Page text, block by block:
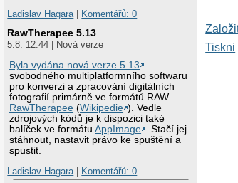
Ladislav Hagara| Komentářů: 0
RawTherapee 5.13
5.8. 12:44 | Nová verze
Byla vydána nová verze 5.13
svobodného multiplatformního softwaru
pro konverzi a zpracování digitálních
fotografií primárně ve formátů RAW
RawTherapee (Wikipedie ). Vedle
zdrojových kódů je k dispozici také
balíček ve formátuAppImage
. Stačí jej
stáhnout, nastavit právo ke spuštění a
spustit.
Ladislav Hagara| Komentářů: 0
Tiskni